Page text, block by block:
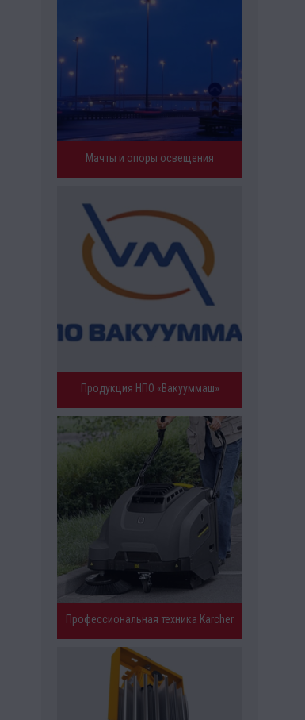
Мачты и опоры освещения
Продукция НПО «Вакууммаш»
Профессиональная техника Karcher